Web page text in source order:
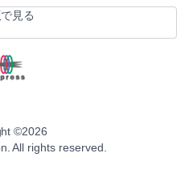
見る
©2026
All rights reserved.